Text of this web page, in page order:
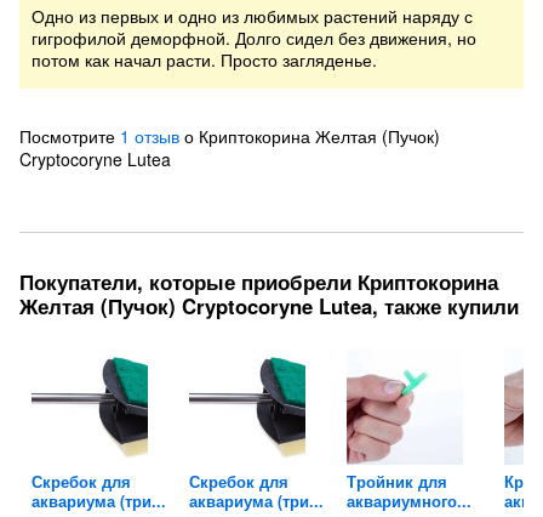
Одно из первых и одно из любимых растений наряду с
гигрофилой деморфной. Долго сидел без движения, но
потом как начал расти. Просто загляденье.
Посмотрите 1 отзыв о Криптокорина Желтая (Пучок)
Cryptocoryne Lutea
Покупатели, которые приобрели Криптокорина
Желтая (Пучок) Cryptocoryne Lutea, также купили
Скребок для
аквариума (три...
Скребок для
аквариума (три...
Тройник для
аквариумного...